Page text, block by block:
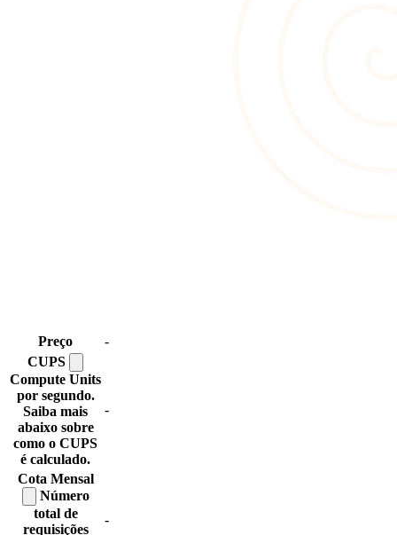
Preço
-
CUPS
Compute Units
por segundo.
Saiba mais
abaixo sobre
como o CUPS
é calculado.
-
Cota Mensal
Número
total de
requisições
-